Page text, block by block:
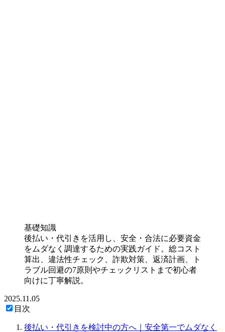
基礎知識
後払い・代引きを活用し、安全・合法に必要資金
をムダなく調達するための実践ガイド。総コスト
算出、違法性チェック、詐欺対策、返済計画、ト
ラブル回避の7原則やチェックリストまで初心者
向けに丁寧解説。
2025.11.05
目次
後払い・代引きを検討中の方へ｜安全第一でムダなく